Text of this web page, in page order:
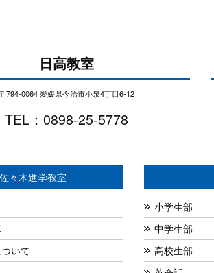
日高教室
794-0064 愛媛県今治市小泉4丁目6-12
TEL：0898-25-5778
佐々木進学教室
いて
小学生部
中学生部
高校生部